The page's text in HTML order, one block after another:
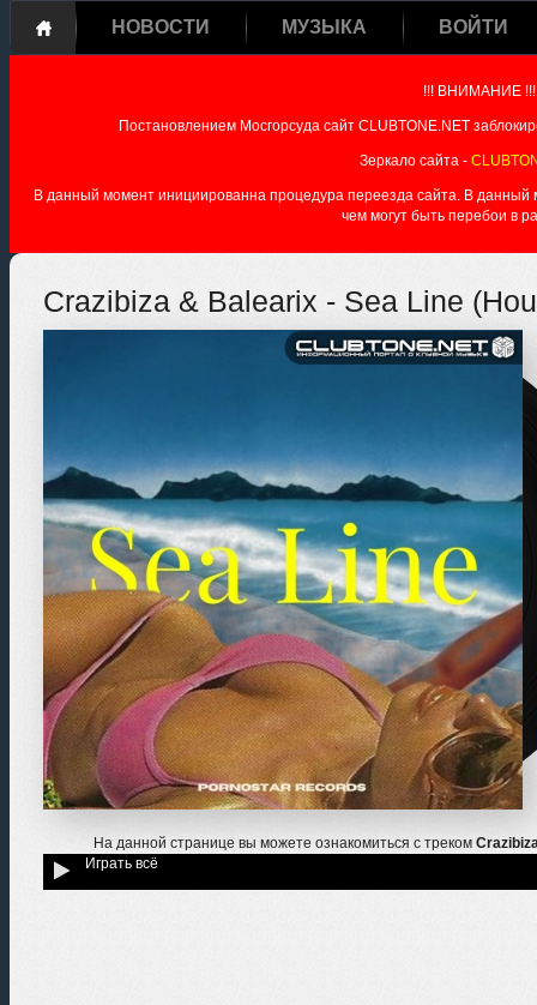
НОВОСТИ МУЗЫКА ВОЙТИ
!!! ВНИМАНИЕ !!!
Постановлением Мосгорсуда сайт CLUBTONE.NET
Зеркало сайта -
В данный момент инициированна процедура переезда сайта. В данный
чем могут быть перебои в
Crazibiza & Balearix - Sea Line
На данной странице вы можете ознакомиться с треком
Играть всё